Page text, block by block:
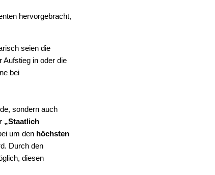
hervorgebracht,
seien die
Aufstieg in oder die
bei
sondern auch
„Staatlich
um den höchsten
Durch den
diesen